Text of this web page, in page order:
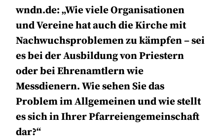
wndn.de: „Wie viele Organisationen
und Vereine hat auch die Kirche mit
Nachwuchsproblemen zu kämpfen – sei
es bei der Ausbildung von Priestern
oder bei Ehrenamtlern wie
Messdienern. Wie sehen Sie das
Problem im Allgemeinen und wie stellt
es sich in Ihrer Pfarreiengemeinschaft
dar?“